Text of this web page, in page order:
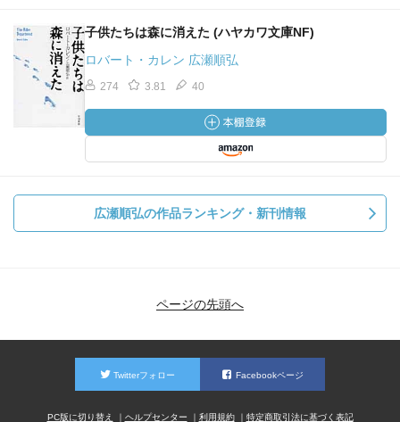
子供たちは森に消えた (ハヤカワ文庫NF)
ロバート・カレン 広瀬順弘
274 3.81 40
広瀬順弘の作品ランキング・新刊情報
ページの先頭へ
Twitterフォロー Facebookページ
PC版に切り替え ヘルプセンター 利用規約 特定商取引法に基づく表記